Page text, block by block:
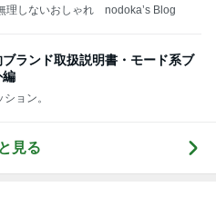
ション。
見る
20時間前